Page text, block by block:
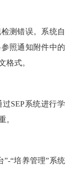
测错误。系统自
照通知附件中的
格式。
过SEP系统进行学
。
”-“培养管理”系统